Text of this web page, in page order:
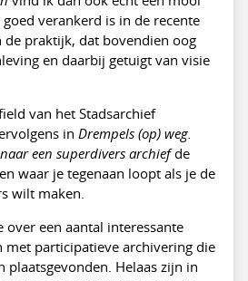
verankerd is in de recente
de praktijk, dat bovendien oog
en daarbij getuigt van visie
van het Stadsarchief
in Drempels (op) weg.
een superdivers archiefde
waar je tegenaan loopt als je de
wilt maken.
over een aantal interessante
participatieve archivering die
plaatsgevonden. Helaas zijn in